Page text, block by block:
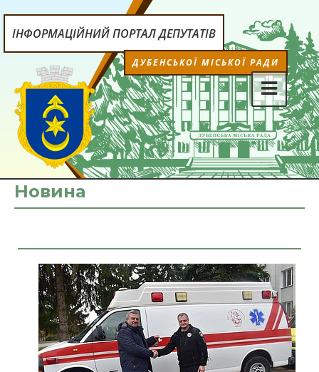
ІНФОРМАЦІЙНИЙ ПОРТАЛ ДЕПУТАТІВ
ДУБЕНСЬКОЇ МІСЬКОЇ РАДИ
Новина